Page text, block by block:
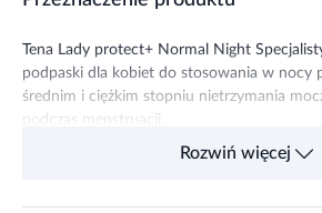
Tena Lady protect+ Normal Night
podpaski dla kobiet do stosowania w nocy
średnim i ciężkim stopniu nietrzymania
podczas menstruacji.
Rozwiń więcej